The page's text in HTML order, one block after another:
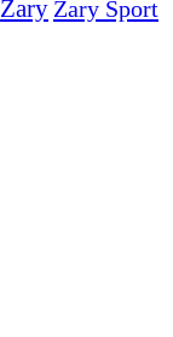
Żary Żary Sport